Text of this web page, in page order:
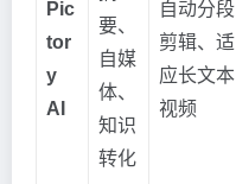
Pic
tor
y
AI
要、
自媒
体、
知识
转化
自动分段
剪辑、适
应长文本
视频